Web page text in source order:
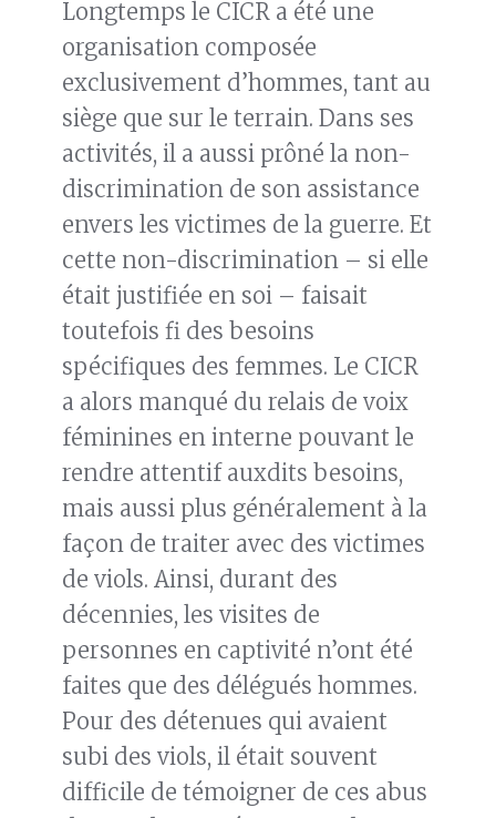
Longtemps le CICR a été une
organisation composée
exclusivement d’hommes, tant au
siège que sur le terrain. Dans ses
activités, il a aussi prôné la non-
discrimination de son assistance
envers les victimes de la guerre. Et
cette non-discrimination – si elle
était justifiée en soi – faisait
toutefois fi des besoins
spécifiques des femmes. Le CICR
a alors manqué du relais de voix
féminines en interne pouvant le
rendre attentif auxdits besoins,
mais aussi plus généralement à la
façon de traiter avec des victimes
de viols. Ainsi, durant des
décennies, les visites de
personnes en captivité n’ont été
faites que des délégués hommes.
Pour des détenues qui avaient
subi des viols, il était souvent
difficile de témoigner de ces abus